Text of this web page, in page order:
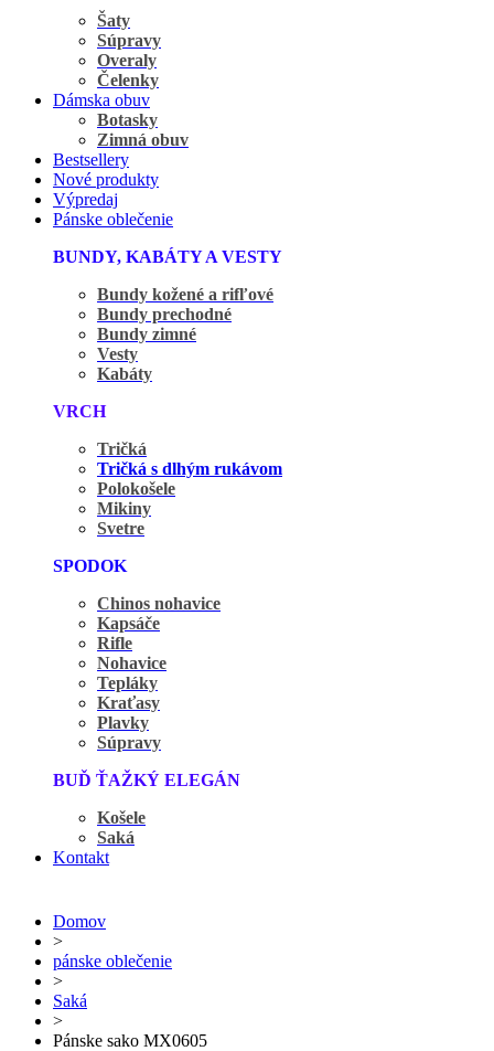
Šaty
Súpravy
Overaly
Čelenky
Dámska obuv
Botasky
Zimná obuv
Bestsellery
Nové produkty
Výpredaj
Pánske oblečenie
BUNDY, KABÁTY A VESTY
Bundy kožené a rifľové
Bundy prechodné
Bundy zimné
Vesty
Kabáty
VRCH
Tričká
Tričká s dlhým rukávom
Polokošele
Mikiny
Svetre
SPODOK
Chinos nohavice
Kapsáče
Rifle
Nohavice
Tepláky
Kraťasy
Plavky
Súpravy
BUĎ ŤAŽKÝ ELEGÁN
Košele
Saká
Kontakt
Domov
>
pánske oblečenie
>
Saká
>
Pánske sako MX0605